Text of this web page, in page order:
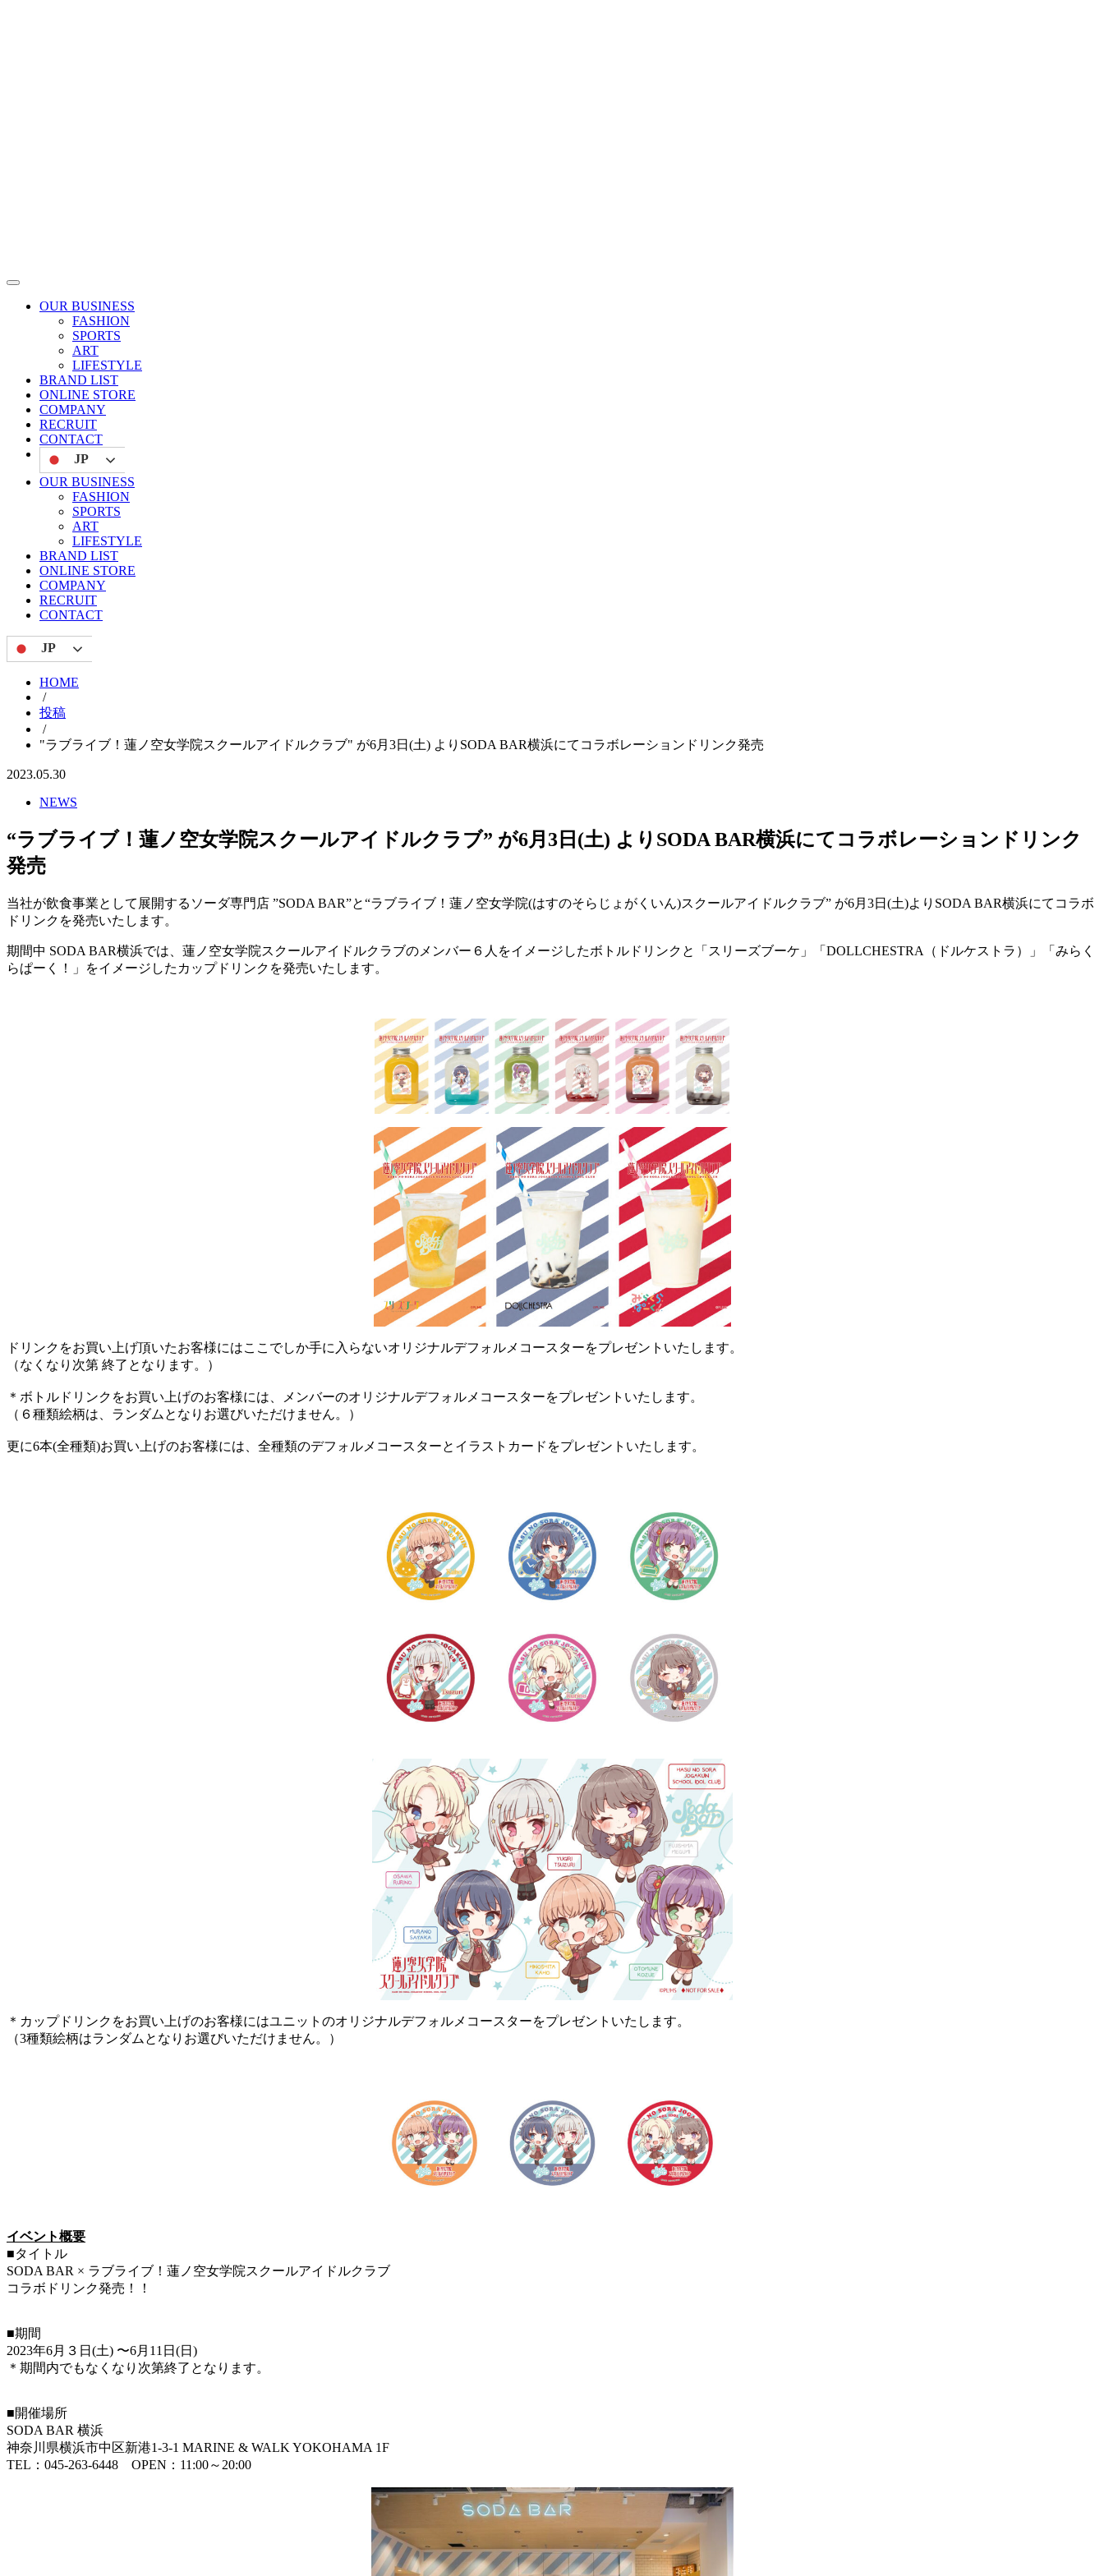
OUR BUSINESS
FASHION
SPORTS
ART
LIFESTYLE
BRAND LIST
ONLINE STORE
COMPANY
RECRUIT
CONTACT
JP
OUR BUSINESS
FASHION
SPORTS
ART
LIFESTYLE
BRAND LIST
ONLINE STORE
COMPANY
RECRUIT
CONTACT
JP
HOME
/
投稿
/
"ラブライブ！蓮ノ空女学院スクールアイドルクラブ" が6月3日(土) よりSODA BAR横浜にてコラボレーションドリンク発売
2023.05.30
NEWS
“ラブライブ！蓮ノ空女学院スクールアイドルクラブ” が6月3日(土) よりSODA BAR横浜にてコラボレーションドリンク
発売
当社が飲食事業として展開するソーダ専門店 ”SODA BAR”と“ラブライブ！蓮ノ空女学院(はすのそらじょがくいん)スクールアイドルクラブ” が6月3日(土)よりSODA BAR横浜にてコラボ
ドリンクを発売いたします。
期間中 SODA BAR横浜では、蓮ノ空女学院スクールアイドルクラブのメンバー６人をイメージしたボトルドリンクと「スリーズブーケ」「DOLLCHESTRA（ドルケストラ）」「みらく
らぱーく！」をイメージしたカップドリンクを発売いたします。
ドリンクをお買い上げ頂いたお客様にはここでしか手に入らないオリジナルデフォルメコースターをプレゼントいたします。
（なくなり次第 終了となります。）
＊ボトルドリンクをお買い上げのお客様には、メンバーのオリジナルデフォルメコースターをプレゼントいたします。
（６種類絵柄は、ランダムとなりお選びいただけません。）
更に6本(全種類)お買い上げのお客様には、全種類のデフォルメコースターとイラストカードをプレゼントいたします。
＊カップドリンクをお買い上げのお客様にはユニットのオリジナルデフォルメコースターをプレゼントいたします。
（3種類絵柄はランダムとなりお選びいただけません。）
イベント概要
■タイトル
SODA BAR × ラブライブ！蓮ノ空女学院スクールアイドルクラブ
コラボドリンク発売！！
■期間
2023年6月３日(土) 〜6月11日(日)
＊期間内でもなくなり次第終了となります。
■開催場所
SODA BAR 横浜
神奈川県横浜市中区新港1-3-1 MARINE & WALK YOKOHAMA 1F
TEL：045-263-6448 OPEN：11:00～20:00